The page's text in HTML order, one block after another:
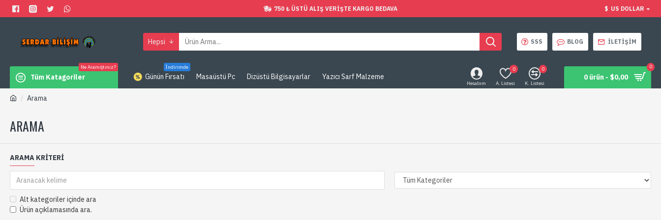
750 ₺ ÜSTÜ ALIŞ VERIŞTE KARGO BEDAVA $ US DOLLAR
Hepsi SSS BLOG İLETIŞIM
Tüm Katagoriler
Ne Aramıştınız?
Günün Fırsatı
İndirimde
Masaüstü Pc Dizüstü Bilgisayarlar Yazıcı Sarf Malzeme
Hesabım A. Listesi
0
K. Listesi
0
0 ürün - $0,00
0
Arama
ARAMA
ARAMA KRITERI
Alt kategoriler içinde ara
Ürün açıklamasında ara.